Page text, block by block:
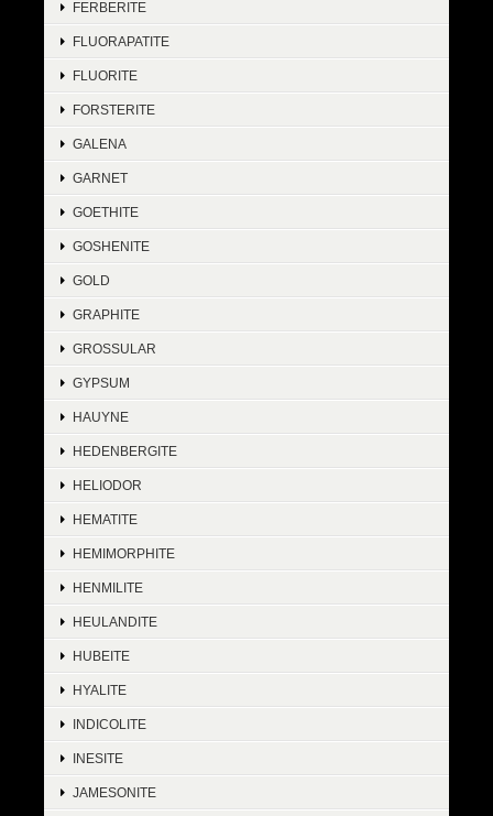
FERBERITE
FLUORAPATITE
FLUORITE
FORSTERITE
GALENA
GARNET
GOETHITE
GOSHENITE
GOLD
GRAPHITE
GROSSULAR
GYPSUM
HAUYNE
HEDENBERGITE
HELIODOR
HEMATITE
HEMIMORPHITE
HENMILITE
HEULANDITE
HUBEITE
HYALITE
INDICOLITE
INESITE
JAMESONITE